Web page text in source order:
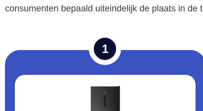
consumenten bepaald uiteindelijk de plaats in
1